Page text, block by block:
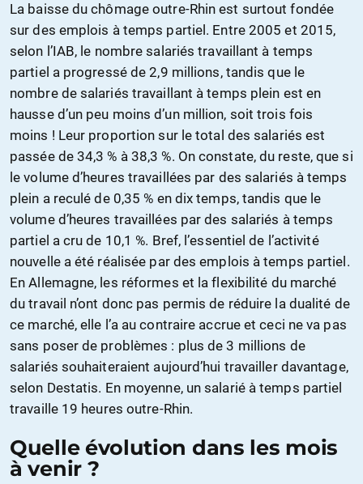
La baisse du chômage outre-Rhin est surtout fondée
sur des emplois à temps partiel. Entre 2005 et 2015,
selon l’IAB, le nombre salariés travaillant à temps
partiel a progressé de 2,9 millions, tandis que le
nombre de salariés travaillant à temps plein est en
hausse d’un peu moins d’un million, soit trois fois
moins ! Leur proportion sur le total des salariés est
passée de 34,3 % à 38,3 %. On constate, du reste, que si
le volume d’heures travaillées par des salariés à temps
plein a reculé de 0,35 % en dix temps, tandis que le
volume d’heures travaillées par des salariés à temps
partiel a cru de 10,1 %. Bref, l’essentiel de l’activité
nouvelle a été réalisée par des emplois à temps partiel.
En Allemagne, les réformes et la flexibilité du marché
du travail n’ont donc pas permis de réduire la dualité de
ce marché, elle l’a au contraire accrue et ceci ne va pas
sans poser de problèmes : plus de 3 millions de
salariés souhaiteraient aujourd’hui travailler davantage,
selon Destatis. En moyenne, un salarié à temps partiel
travaille 19 heures outre-Rhin.
Quelle évolution dans les mois
à venir ?